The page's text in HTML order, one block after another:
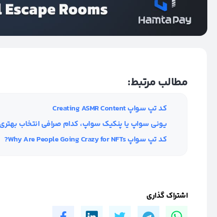
مطالب مرتبط:
کد تپ سواپ Creating ASMR Content
یونی سواپ یا پنکیک سواپ، کدام صرافی انتخاب
کد تپ سواپ Why Are People Going Crazy for NFTs?
اشتراک گذاری